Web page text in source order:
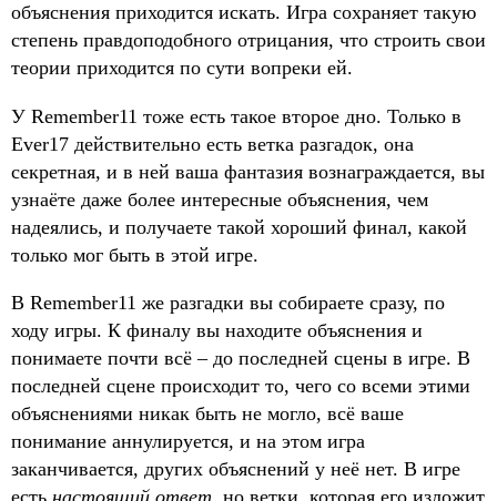
объяснения приходится искать. Игра сохраняет такую
степень правдоподобного отрицания, что строить свои
теории приходится по сути вопреки ей.
У Remember11 тоже есть такое второе дно. Только в
Ever17 действительно есть ветка разгадок, она
секретная, и в ней ваша фантазия вознаграждается, вы
узнаёте даже более интересные объяснения, чем
надеялись, и получаете такой хороший финал, какой
только мог быть в этой игре.
В Remember11 же разгадки вы собираете сразу, по
ходу игры. К финалу вы находите объяснения и
понимаете почти всё – до последней сцены в игре. В
последней сцене происходит то, чего со всеми этими
объяснениями никак быть не могло, всё ваше
понимание аннулируется, и на этом игра
заканчивается, других объяснений у неё нет. В игре
есть настоящий ответ , но ветки, которая его изложит